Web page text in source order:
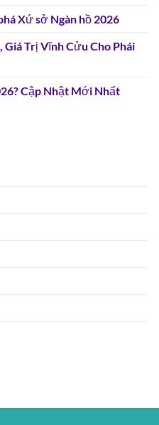
Xứ sở Ngàn hồ 2026
Trị Vĩnh Cửu Cho Phái
Cập Nhật Mới Nhất